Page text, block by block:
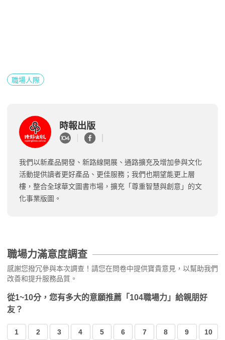
職場人際
時報出版
我們以新產品開發、新路線開展、通路擴充及增加參與文化
活動提供讀者更好產品、更佳服務；我們也期望能更上層
樓，整合全球華文圖書市場，擴充「尊重智慧與創意」的文
化事業版圖。
職場力滿意度調查
感謝您撥冗參與本次調查！請您在問卷中提供寶貴意見，以幫助我們
改善和提升服務品質。
從1~10分，您有多大的意願推薦「104職場力」給親朋好
友？
1 2 3 4 5 6 7 8 9 10